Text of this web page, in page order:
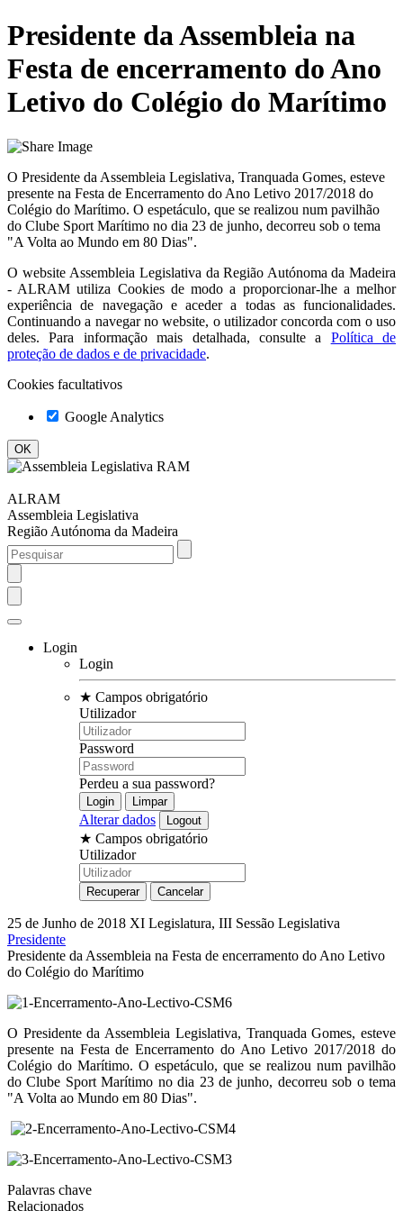
Presidente da Assembleia na
Festa de encerramento do Ano
Letivo do Colégio do Marítimo
O Presidente da Assembleia Legislativa, Tranquada Gomes, esteve
presente na Festa de Encerramento do Ano Letivo 2017/2018 do
Colégio do Marítimo. O espetáculo, que se realizou num pavilhão
do Clube Sport Marítimo no dia 23 de junho, decorreu sob o tema
"A Volta ao Mundo em 80 Dias".
O website Assembleia Legislativa da Região Autónoma da Madeira
- ALRAM utiliza Cookies de modo a proporcionar-lhe a melhor
experiência de navegação e aceder a todas as funcionalidades.
Continuando a navegar no website, o utilizador concorda com o uso
deles. Para informação mais detalhada, consulte a
Política de
proteção de dados e de privacidade.
Cookies facultativos
Google Analytics
ALRAM
Assembleia Legislativa
Região Autónoma da Madeira
Login
Login
★ Campos obrigatório
Utilizador
Password
Perdeu a sua password?
Alterar dados
★ Campos obrigatório
Utilizador
25 de Junho de 2018 XI Legislatura, III Sessão Legislativa
Presidente
Presidente da Assembleia na Festa de encerramento do Ano Letivo
do Colégio do Marítimo
O Presidente da Assembleia Legislativa, Tranquada Gomes, esteve
presente na Festa de Encerramento do Ano Letivo 2017/2018 do
Colégio do Marítimo. O espetáculo, que se realizou num pavilhão
do Clube Sport Marítimo no dia 23 de junho, decorreu sob o tema
"A Volta ao Mundo em 80 Dias".
Palavras chave
Relacionados